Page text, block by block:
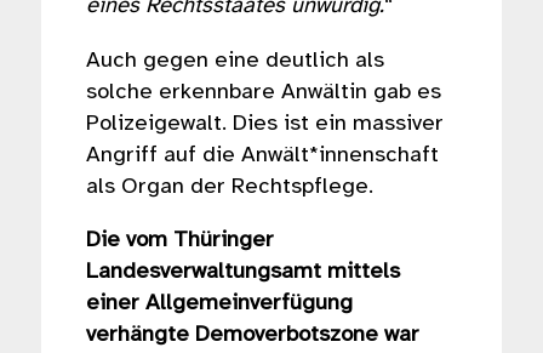
eines Rechtsstaates unwürdig.“
Auch gegen eine deutlich als
solche erkennbare Anwältin gab es
Polizeigewalt. Dies ist ein massiver
Angriff auf die Anwält*innenschaft
als Organ der Rechtspflege.
Die vom Thüringer
Landesverwaltungsamt mittels
einer Allgemeinverfügung
verhängte Demoverbotszone war